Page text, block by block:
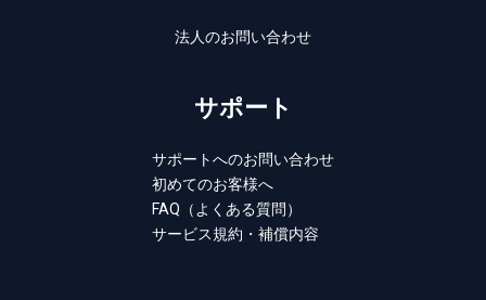
法人のお問い合わせ
サポート
サポートへのお問い合わせ
初めてのお客様へ
FAQ（よくある質問）
サービス規約・補償内容